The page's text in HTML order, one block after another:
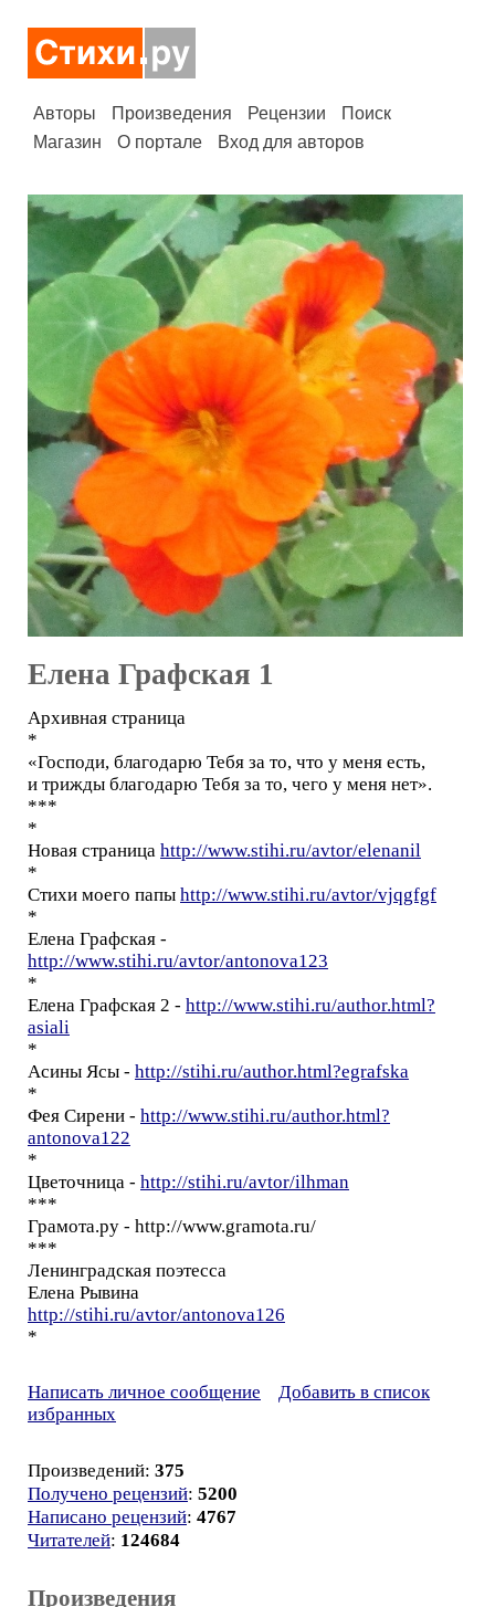
Авторы Произведения Рецензии
Поиск
Магазин
О портале Вход для авторов
Елена Графская 1
Архивная страница
*
«Господи, благодарю Тебя за то, что у меня есть,
и трижды благодарю Тебя за то, чего у меня нет».
***
*
Новая страница http://www.stihi.ru/avtor/elenanil
*
Стихи моего папы http://www.stihi.ru/avtor/vjqgfgf
*
Елена Графская -
http://www.stihi.ru/avtor/antonova123
*
Елена Графская 2 - http://www.stihi.ru/author.html?
asiali
*
Асины Ясы - http://stihi.ru/author.html?egrafska
*
Фея Сирени - http://www.stihi.ru/author.html?
antonova122
*
Цветочница - http://stihi.ru/avtor/ilhman
***
Грамота.ру - http://www.gramota.ru/
***
Ленинградская поэтесса
Елена Рывина
http://stihi.ru/avtor/antonova126
*
Написать личное сообщение
Добавить в список
избранных
Произведений: 375
Получено рецензий: 5200
Написано рецензий: 4767
Читателей: 124684
Произведения